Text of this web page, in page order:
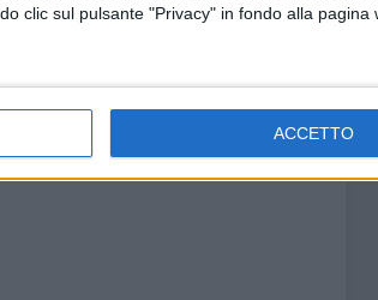
clic sul pulsante "Privacy" in fondo alla pagina
ACCETTO